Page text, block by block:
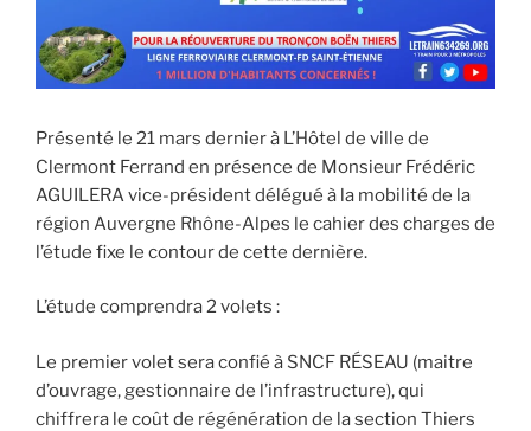
Présenté le 21 mars dernier à L’Hôtel de ville de
Clermont Ferrand en présence de Monsieur Frédéric
AGUILERA vice-président délégué à la mobilité de la
région Auvergne Rhône-Alpes le cahier des charges de
l’étude fixe le contour de cette dernière.
L’étude comprendra 2 volets :
Le premier volet sera confié à SNCF RÉSEAU (maitre
d’ouvrage, gestionnaire de l’infrastructure), qui
chiffrera le coût de régénération de la section Thiers